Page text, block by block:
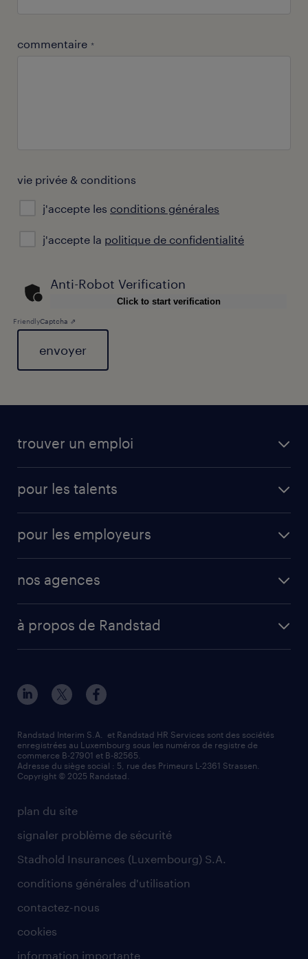
commentaire *
vie privée & conditions
j'accepte les conditions générales
politique
de
j'accepte la politique de confidentialité
Anti-Robot Verification
Click to start verification
FriendlyCaptcha ⇗
trouver un emploi
pour les talents
pour les employeurs
nos agences
à propos de Randstad
plan du site
signaler problème de sécurité
Stadhold Insurances (Luxembourg) S.A.
conditions générales d'utilisation
contactez-nous
cookies
information importante
Randstad Interim S.A. et Randstad HR Services sont des sociétés
enregistrées au Luxembourg sous les numéros de registre de
commerce B-27901 et B-82565.
Adresse du siège social : 5, rue des Primeurs L-2361 Strassen.
Copyright © 2025 Randstad.